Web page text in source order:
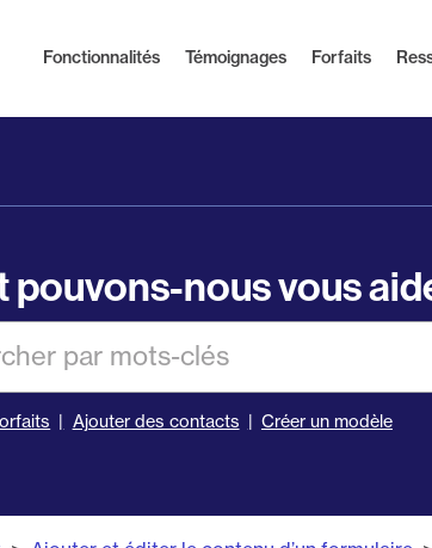
Fonctionnalités Témoignages Forfaits
pouvons-nous vous
Ajouter des contacts Créer un modèle